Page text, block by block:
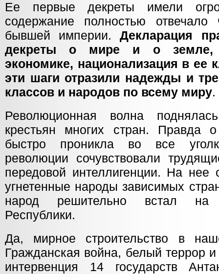
Ее первые декреты имели
содержание полностью отвечало
бывшей империи.Декларация
декреты о мире и о земле,
экономике, национализация в ее
эти шаги отразили надежды и
классов и народов по всему миру.
Революционная волна
крестьян многих стран. Правда
быстро проникла во все
революции сочувствовали
передовой интеллигенции. На нее
угнетенные народы зависимых
народ решительно встал на
Республики.
Да, мирное строительство в
Гражданская война, белый террор
интервенция 14 государств